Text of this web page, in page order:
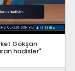
Gökşan
hadisler"